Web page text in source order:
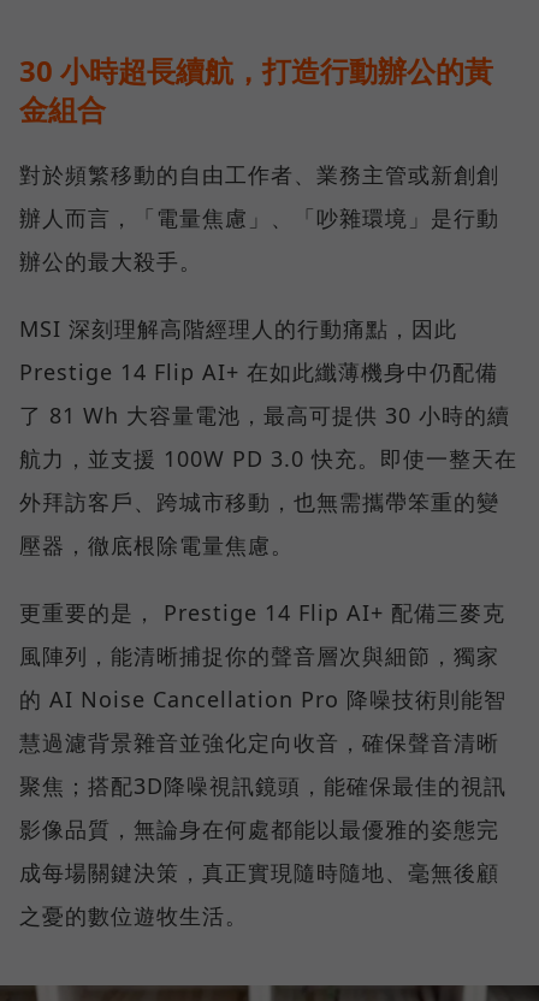
30 小時超長續航，打造行動辦公的黃
金組合
對於頻繁移動的自由工作者、業務主管或新創創
辦人而言，「電量焦慮」、「吵雜環境」是行動
辦公的最大殺手。
MSI 深刻理解高階經理人的行動痛點，因此
Prestige 14 Flip AI+ 在如此纖薄機身中仍配備
了 81 Wh 大容量電池，最高可提供 30 小時的續
航力，並支援 100W PD 3.0 快充。即使一整天在
外拜訪客戶、跨城市移動，也無需攜帶笨重的變
壓器，徹底根除電量焦慮。
更重要的是， Prestige 14 Flip AI+ 配備三麥克
風陣列，能清晰捕捉你的聲音層次與細節，獨家
的 AI Noise Cancellation Pro 降噪技術則能智
慧過濾背景雜音並強化定向收音，確保聲音清晰
聚焦；搭配3D降噪視訊鏡頭，能確保最佳的視訊
影像品質，無論身在何處都能以最優雅的姿態完
成每場關鍵決策，真正實現隨時隨地、毫無後顧
之憂的數位遊牧生活。